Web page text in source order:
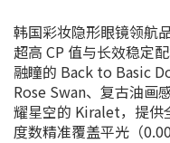
韩国彩妆隐形眼镜领航
超高 CP 值与长效稳定
融瞳的 Back to Basic
Rose Swan、复古油画
耀星空的 Kiralet，提供
度数精准覆盖平光（